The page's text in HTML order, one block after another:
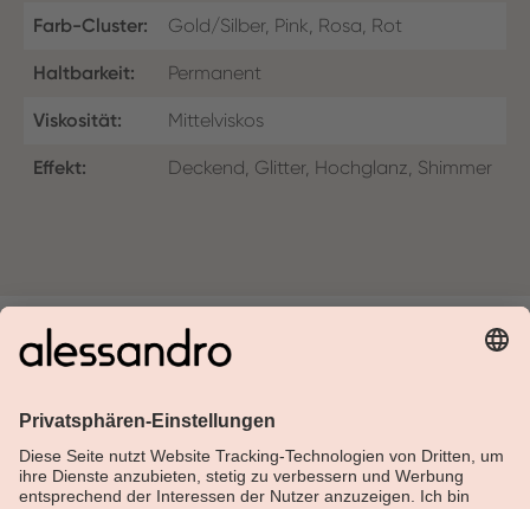
Farb-Cluster: Gold/Silber, Pink, Rosa, Rot
Haltbarkeit: Permanent
Viskosität: Mittelviskos
Effekt: Deckend, Glitter, Hochglanz, Shimmer
Über Alessandro
Shop